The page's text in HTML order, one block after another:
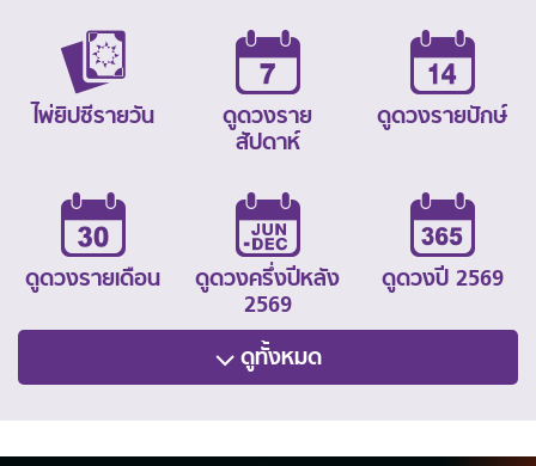
ไพ่ยิปซีรายวัน
ดูดวงราย
สัปดาห์
ดูดวงรายปักษ์
ดูดวงรายเดือน
ดูดวงครึ่งปีหลัง
2569
ดูดวงปี 2569
ดูทั้งหมด